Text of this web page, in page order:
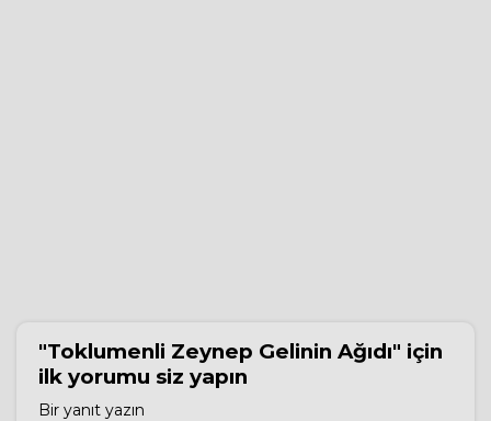
"Toklumenli Zeynep Gelinin Ağıdı" için
ilk yorumu siz yapın
Bir yanıt yazın